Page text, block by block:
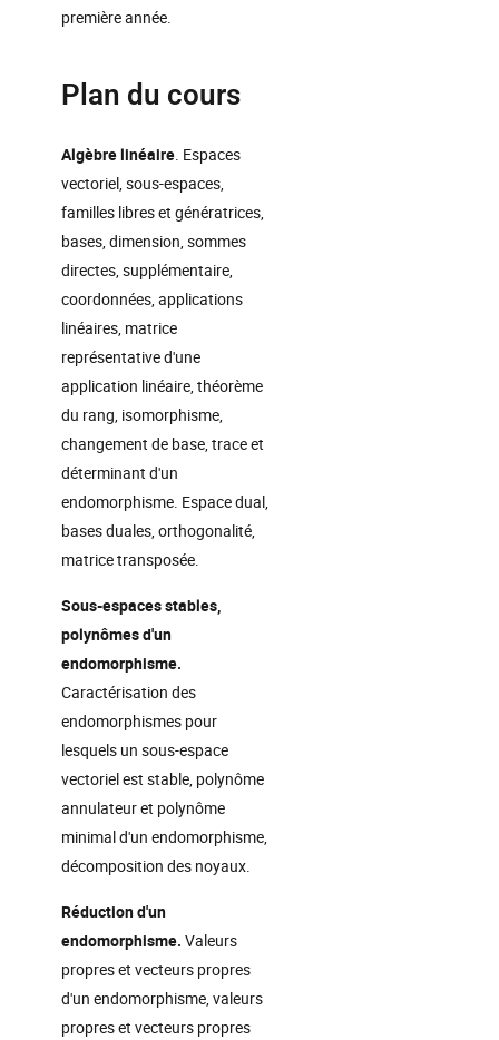
première année.
Plan du cours
Algèbre linéaire. Espaces
vectoriel, sous-espaces,
familles libres et génératrices,
bases, dimension, sommes
directes, supplémentaire,
coordonnées, applications
linéaires, matrice
représentative d'une
application linéaire, théorème
du rang, isomorphisme,
changement de base, trace et
déterminant d'un
endomorphisme. Espace dual,
bases duales, orthogonalité,
matrice transposée.
Sous-espaces stables,
polynômes d'un
endomorphisme.
Caractérisation des
endomorphismes pour
lesquels un sous-espace
vectoriel est stable, polynôme
annulateur et polynôme
minimal d'un endomorphisme,
décomposition des noyaux.
Réduction d'un
endomorphisme. Valeurs
propres et vecteurs propres
d'un endomorphisme, valeurs
propres et vecteurs propres